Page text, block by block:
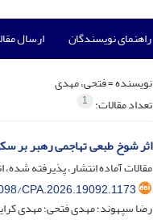
راهنمای نویسندگان ارسال
نویسنده =فتحی، مهدی
تعداد مقالات: 1
اثر شوخ طبعی تهاجمی رهبر بر
مقالات آماده انتشار، پذیرفته شده،
CPA.2026.19092.1173
رضا سپهوند؛ مهدی فتحی؛ مهدی